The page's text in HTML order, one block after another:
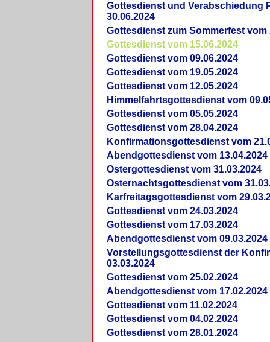
Gottesdienst und Verabschiedung
30.06.2024
Gottesdienst zum Sommerfest vom
Gottesdienst vom 15.06.2024
Gottesdienst vom 09.06.2024
Gottesdienst vom 19.05.2024
Gottesdienst vom 12.05.2024
Himmelfahrtsgottesdienst vom
Gottesdienst vom 05.05.2024
Gottesdienst vom 28.04.2024
Konfirmationsgottesdienst vom
Abendgottesdienst vom 13.04.2024
Ostergottesdienst vom 31.03.2024
Osternachtsgottesdienst vom
Karfreitagsgottesdienst vom
Gottesdienst vom 24.03.2024
Gottesdienst vom 17.03.2024
Abendgottesdienst vom 09.03.2024
Vorstellungsgottesdienst der
03.03.2024
Gottesdienst vom 25.02.2024
Abendgottesdienst vom 17.02.2024
Gottesdienst vom 11.02.2024
Gottesdienst vom 04.02.2024
Gottesdienst vom 28.01.2024